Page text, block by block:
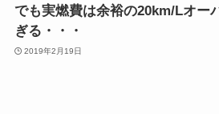
でも実燃費は余裕の20km/Lオー
ぎる・・・
2019年2月19日